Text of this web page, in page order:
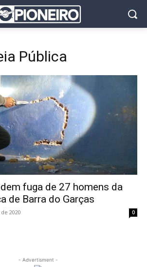
Pública
fuga de 27 homens da
de Barra do Garças
2020 0
- Advertisment -